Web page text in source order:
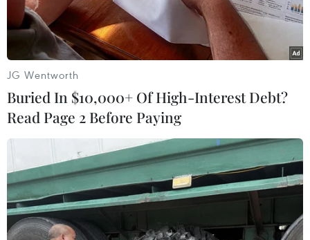
[Những gợi ý hay giúp vùng da mắt, môi
không còn mệt mỏi]
Sau 17 năm nghiên cứu, Sisleÿa L’intégral Anti-
Age Eye & Lip ra đời và mang trong mình sự kết
hợp của bốn thành phần ưu việt như đậu nành,
tuyết tùng, chanh dây và men lựu giúp cải
thiện, phục hồi và làm trẻ hóa vùng da quanh
mắt và môi trước những tác nhân gây lão hóa.
Bên cạnh đó, phiên bản giới hạn của sản phẩm
này còn có thanh lăn massage cấu tạo đầu vàng
18K đi kèm.
JG Wentworth
Buried In $10,000+ Of High-Interest Debt?
Read Page 2 Before Paying